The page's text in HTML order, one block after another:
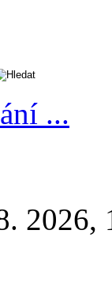
...
2026,